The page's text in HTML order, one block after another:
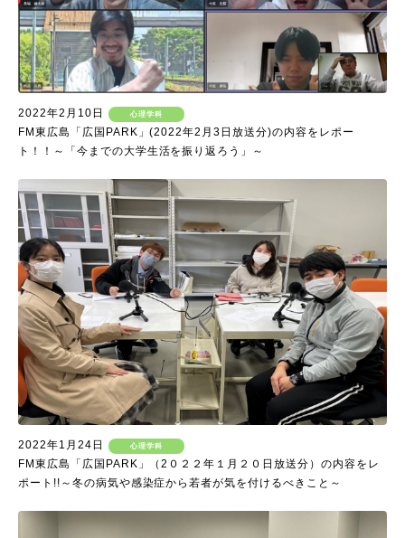
2022年2月10日 心理学科
FM東広島「広国PARK」(2022年2月3日放送分)の内容をレポー
ト！！～「今までの大学生活を振り返ろう」～
2022年1月24日 心理学科
FM東広島「広国PARK」（2０２２年１月２０日放送分）の内容をレ
ポート!!～冬の病気や感染症から若者が気を付けるべきこと～